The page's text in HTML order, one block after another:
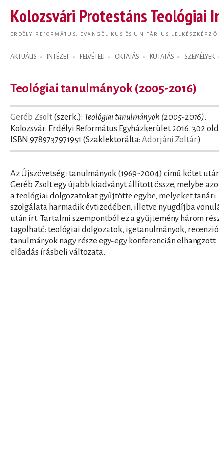
Kolozsvári Protestáns Teológiai
ERDÉLY REFORMÁTUS, EVANGÉLIKUS ÉS UNITÁRIUS LELKÉSZKÉPZŐ
AKTUÁLIS INTÉZET FELVÉTELI OKTATÁS KUTATÁS SZEMÉLYEK
Search form
Teológiai tanulmányok (2005-2016)
Geréb Zsolt (szerk.): Teológiai tanulmányok (2005-2016).
Kolozsvár: Erdélyi Református Egyházkerület 2016. 302
ISBN 9789737971951 (Szaklektorálta: Adorjáni Zoltán)
Az Újszövetségi tanulmányok (1969-2004) című kötet
Geréb Zsolt egy újabb kiadványt állított össze, melybe
a teológiai dolgozatokat gyűjtötte egybe, melyeket tanári
szolgálata harmadik évtizedében, illetve nyugdíjba
után írt. Tartalmi szempontból ez a gyűjtemény három
tagolható: teológiai dolgozatok, igetanulmányok,
tanulmányok nagy része egy-egy konferencián elhangzott
előadás írásbeli változata.